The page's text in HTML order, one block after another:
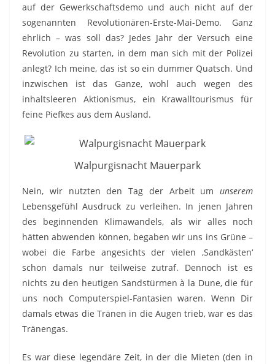
auf der Gewerkschaftsdemo und auch nicht auf der
sogenannten Revolutionären-Erste-Mai-Demo. Ganz
ehrlich – was soll das? Jedes Jahr der Versuch eine
Revolution zu starten, in dem man sich mit der Polizei
anlegt? Ich meine, das ist so ein dummer Quatsch. Und
inzwischen ist das Ganze, wohl auch wegen des
inhaltsleeren Aktionismus, ein Krawalltourismus für
feine Piefkes aus dem Ausland.
Walpurgisnacht Mauerpark
Nein, wir nutzten den Tag der Arbeit um unserem
Lebensgefühl Ausdruck zu verleihen. In jenen Jahren
des beginnenden Klimawandels, als wir alles noch
hätten abwenden können, begaben wir uns ins Grüne –
wobei die Farbe angesichts der vielen ‚Sandkästen‘
schon damals nur teilweise zutraf. Dennoch ist es
nichts zu den heutigen Sandstürmen à la Dune, die für
uns noch Computerspiel-Fantasien waren. Wenn Dir
damals etwas die Tränen in die Augen trieb, war es das
Tränengas.
Es war diese legendäre Zeit, in der die Mieten (den in